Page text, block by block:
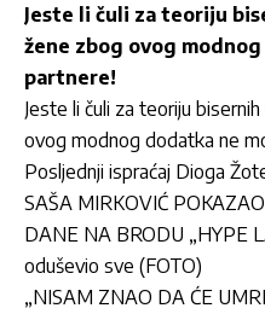
Jeste li čuli za teoriju
žene zbog ovog
partnere!
Jeste li čuli za teoriju
ovog modnog dodatka ne
Posljednji ispraćaj Dioga
SAŠA MIRKOVIĆ
DANE NA BRODU „HYPE
oduševio sve (FOTO)
„NISAM ZNAO DA ĆE